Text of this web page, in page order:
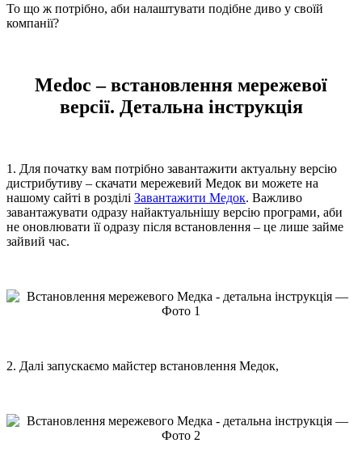
То що ж потрібно, аби налаштувати подібне диво у своїй
компанії?
Medoc – встановлення мережевої
версії. Детальна інструкція
1. Для початку вам потрібно завантажити актуальну версію
дистрибутиву – скачати мережевий Медок ви можете на
нашому сайті в розділі Завантажити Медок. Важливо
завантажувати одразу найактуальнішу версію програми, аби
не оновлювати її одразу після встановлення – це лише займе
зайвий час.
2. Далі запускаємо майстер встановлення Медок,